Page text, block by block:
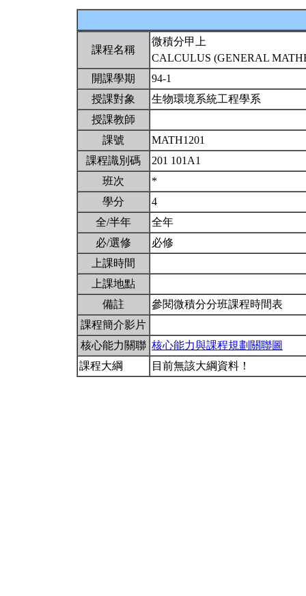
課程名稱
微積分甲上
CALCULUS (GENERAL
開課學期
94-1
授課對象
生物環境系統工程學系
授課教師
課號
MATH1201
課程識別碼
201 101A1
班次
*
學分
4
全/半年
全年
必/選修
必修
上課時間
上課地點
備註
參閱微積分分班課程時間表
課程簡介影片
核心能力關聯 核心能力與課程規劃關聯圖
課程大綱
目前無該大綱資料！